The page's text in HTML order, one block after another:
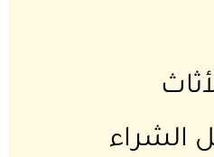
الشراء